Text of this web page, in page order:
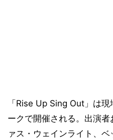
「Rise Up Sing Out」は
ークで開催される。出演
ァス・ウェインライト、